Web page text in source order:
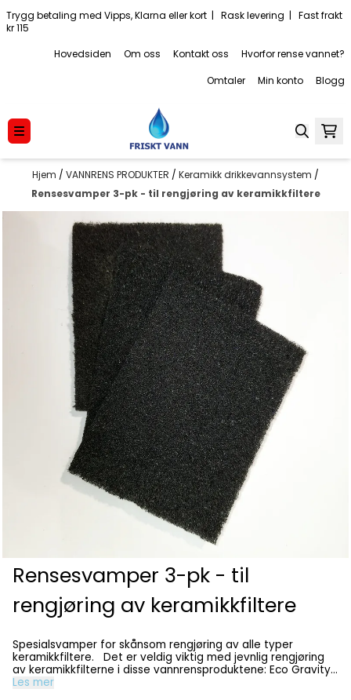
Hopp til innhold
Trygg betaling med Vipps, Klarna eller kort | Rask levering | Fast frakt
kr 115
Hovedsiden
Om oss Kontakt oss
Hvorfor rense vannet?
Omtaler
Min konto Blogg
Hjem / VANNRENS PRODUKTER / Keramikk drikkevannsystem /
Rensesvamper 3-pk - til rengjøring av keramikkfiltere
Rensesvamper 3-pk - til
rengjøring av keramikkfiltere
Spesialsvamper for skånsom rengjøring av alle typer
keramikkfiltere. Det er veldig viktig med jevnlig rengjøring
av keramikkfilterne i disse vannrensproduktene: Eco Gravity
Eco Fast Eco Solution NB: Rengjør alltid med bare vann. Bruk
Les mer